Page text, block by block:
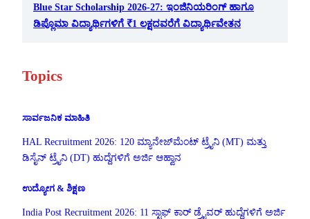
Blue Star Scholarship 2026-27: ಇಂಜಿನಿಯರಿಂಗ್ ಹಾಗೂ
ಡಿಪ್ಲೊಮಾ ವಿದ್ಯಾರ್ಥಿಗಳಿಗೆ ₹1 ಲಕ್ಷದವರೆಗೆ ವಿದ್ಯಾರ್ಥಿವೇತನ
Topics
ಸಾರ್ವಜನಿಕ ಮಾಹಿತಿ
HAL Recruitment 2026: 120 ಮ್ಯಾನೇಜ್‌ಮೆಂಟ್ ಟ್ರೈನಿ (MT) ಮತ್ತು
ಡಿಸೈನ್ ಟ್ರೈನಿ (DT) ಹುದ್ದೆಗಳಿಗೆ ಅರ್ಜಿ ಆಹ್ವಾನ
ಉದ್ಯೋಗ & ಶಿಕ್ಷಣ
India Post Recruitment 2026: 11 ಸ್ಟಾಫ್ ಕಾರ್ ಡ್ರೈವರ್ ಹುದ್ದೆಗಳಿಗೆ ಅರ್ಜಿ